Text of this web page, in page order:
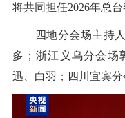
将共同担任2026年总
四地分会场主持人
多；浙江义乌分会场
迅、白羽；四川宜宾分